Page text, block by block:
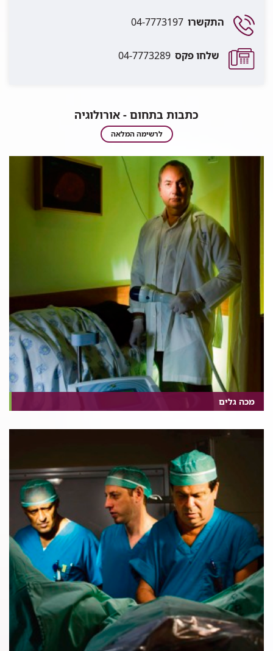
התקשרו 04-7773197
שלחו פקס 04-7773289
כתבות בתחום - אורולוגיה
כתבות
בתחום
-
אורולוגיה
לרשימה המלאה
מכה גלים